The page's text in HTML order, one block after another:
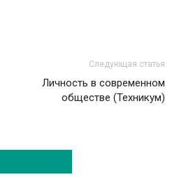
Следующая статья
Личность в современном
обществе (Техникум)